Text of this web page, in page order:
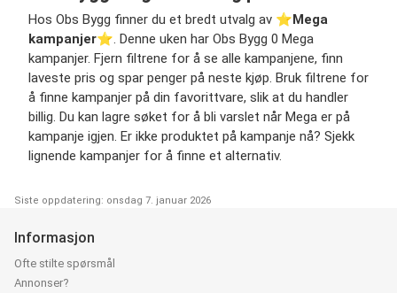
Hos Obs Bygg finner du et bredt utvalg av ⭐️Mega
kampanjer⭐️. Denne uken har Obs Bygg 0 Mega
kampanjer. Fjern filtrene for å se alle kampanjene, finn
laveste pris og spar penger på neste kjøp. Bruk filtrene for
å finne kampanjer på din favorittvare, slik at du handler
billig. Du kan lagre søket for å bli varslet når Mega er på
kampanje igjen. Er ikke produktet på kampanje nå? Sjekk
lignende kampanjer for å finne et alternativ.
Siste oppdatering: onsdag 7. januar 2026
Informasjon
Ofte stilte spørsmål
Annonser?